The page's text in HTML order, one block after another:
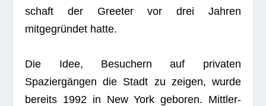
schaft der Gree­ter vor drei Jah­ren
mitgegründet hatte.
Die Idee, Besu­chern auf pri­va­ten
Spaziergängen die Stadt zu zei­gen, wurde
bereits 1992 in New York gebo­ren. Mitt­ler­